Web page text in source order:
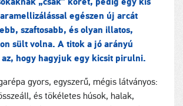
egészen új arcát
szaftosabb, és olyan illatos,
sült volna. A titok a jó arányú
az, hogy hagyjuk egy kicsit pirulni.
gyors, egyszerű, mégis látványos:
és tökéletes húsok, halak,